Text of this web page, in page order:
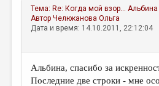
МАЛАЯ ПРОЗА
ЭССЕИСТИКА
ЛИТЕРАТУРОВЕДЕНИЕ
КУЛЬТУРОВЕДЕНИЕ
Тема: Re: Когда мой взор... Альбина
АвторЧелюканова Ольга
Дата и время: 14.10.2011, 22:12:04
Альбина, спасибо за
Последние две строки - мне